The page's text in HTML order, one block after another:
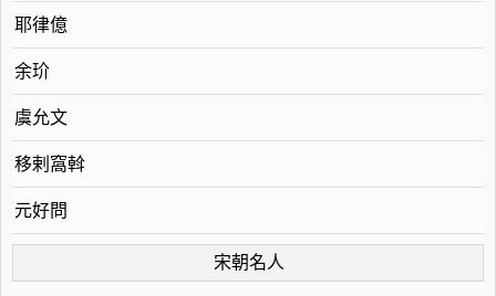
耶律億
余玠
虞允文
移剌窩斡
元好問
宋朝名人